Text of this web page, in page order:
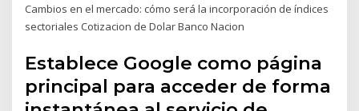
Cambios en el mercado: cómo será la incorporación de índices
sectoriales Cotizacion de Dolar Banco Nacion
Establece Google como página
principal para acceder de forma